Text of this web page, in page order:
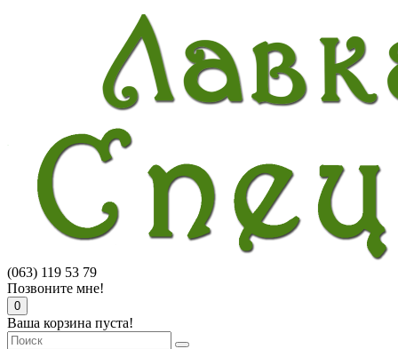
(063) 119 53 79
Позвоните мне!
0
Ваша корзина пуста!